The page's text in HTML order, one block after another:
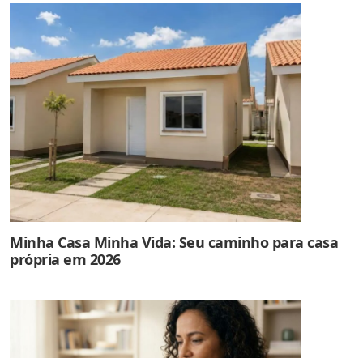
Minha Casa Minha Vida: Seu caminho para casa
própria em 2026